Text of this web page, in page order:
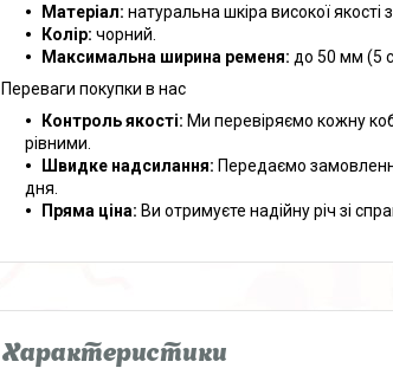
Матеріал: натуральна шкіра високої
Колір: чорний.
Максимальна ширина ременя: до 50 мм (5
Переваги покупки в нас
Контроль якості: Ми перевіряємо кожну
рівними.
Швидке надсилання: Передаємо
дня.
Пряма ціна: Ви отримуєте надійну річ зі
Характеристики